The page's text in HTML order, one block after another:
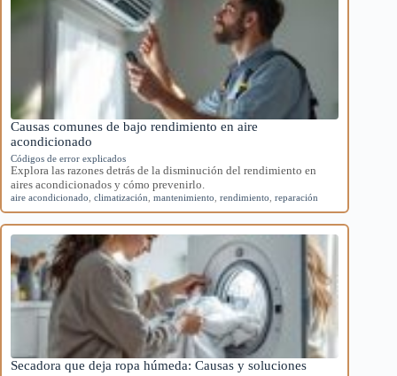
Causas comunes de bajo rendimiento en aire
acondicionado
Códigos de error explicados
Explora las razones detrás de la disminución del rendimiento en
aires acondicionados y cómo prevenirlo.
aire acondicionado climatización mantenimiento rendimiento reparación
Secadora que deja ropa húmeda: Causas y soluciones